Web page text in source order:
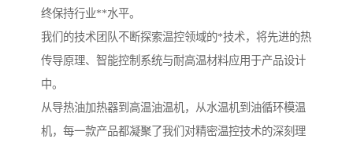
终保持行业**水平。
我们的技术团队不断探索温控领域的*技术，将先进的热
传导原理、智能控制系统与耐高温材料应用于产品设计
中。
从导热油加热器到高温油温机，从水温机到油循环模温
机，每一款产品都凝聚了我们对精密温控技术的深刻理